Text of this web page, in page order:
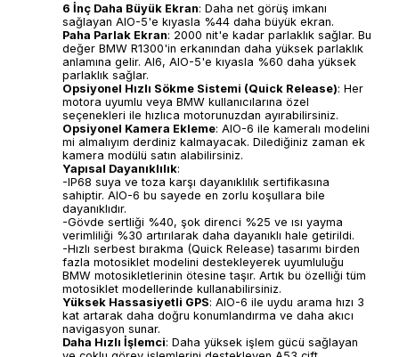
6 İnç Daha Büyük Ekran: Daha net görüş imkanı
sağlayan AIO-5'e kıyasla %44 daha büyük ekran.
Paha Parlak Ekran: 2000 nit'e kadar parlaklık sağlar. Bu
değer BMW R1300'in erkanından daha yüksek parlaklık
anlamına gelir. AI6, AIO-5'e kıyasla %60 daha yüksek
parlaklık sağlar.
Opsiyonel Hızlı Sökme Sistemi (Quick Release): Her
motora uyumlu veya BMW kullanıcılarına özel
seçenekleri ile hızlıca motorunuzdan ayırabilirsiniz.
Opsiyonel Kamera Ekleme: AIO-6 ile kameralı modelini
mi almalıyım derdiniz kalmayacak. Dilediğiniz zaman ek
kamera modülü satın alabilirsiniz.
Yapısal Dayanıklılık:
-IP68 suya ve toza karşı dayanıklılık sertifikasına
sahiptir. AIO-6 bu sayede en zorlu koşullara bile
dayanıklıdır.
-Gövde sertliği %40, şok direnci %25 ve ısı yayma
verimliliği %30 artırılarak daha dayanıklı hale getirildi.
-Hızlı serbest bırakma (Quick Release) tasarımı birden
fazla motosiklet modelini destekleyerek uyumluluğu
BMW motosikletlerinin ötesine taşır. Artık bu özelliği tüm
motosiklet modellerinde kullanabilirsiniz.
Yüksek Hassasiyetli GPS: AIO-6 ile uydu arama hızı 3
kat artarak daha doğru konumlandırma ve daha akıcı
navigasyon sunar.
Daha Hızlı İşlemci: Daha yüksek işlem gücü sağlayan